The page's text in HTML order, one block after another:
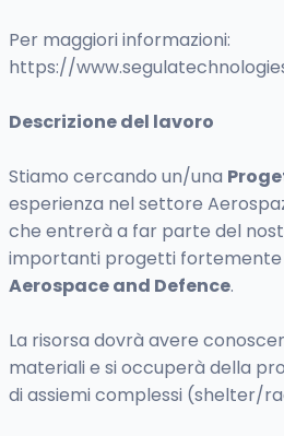
Per maggiori informazioni:
https://
Descrizione del lavoro
Stiamo cercando un/una
esperienza nel settore
che entrerà a far parte del
importanti progetti fortemente
Aerospace and Defence.
La risorsa dovrà avere
materiali e si occuperà della
di assiemi complessi (shelter/